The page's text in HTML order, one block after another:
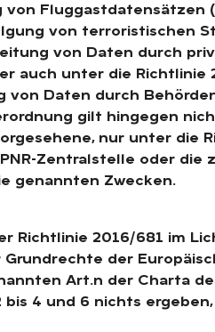
von Fluggastdatensätzen
von terroristischen
von Daten durch
auch unter die
von Daten durch
gilt hingegen
nur unter die
Zentralstelle oder die
genannten Zwecken.
Richtlinie 2016/681 im
Grundrechte der
Art.n der Charta
bis 4 und 6 nichts